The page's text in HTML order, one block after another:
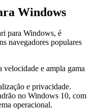
Windows
para Windows, é
navegadores populares
velocidade e ampla gama
e privacidade.
no Windows 10, com
operacional.